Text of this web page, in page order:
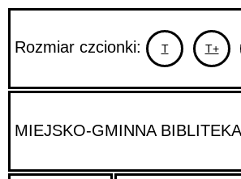
Rozmiar czcionki: T T+
MIEJSKO-GMINNA